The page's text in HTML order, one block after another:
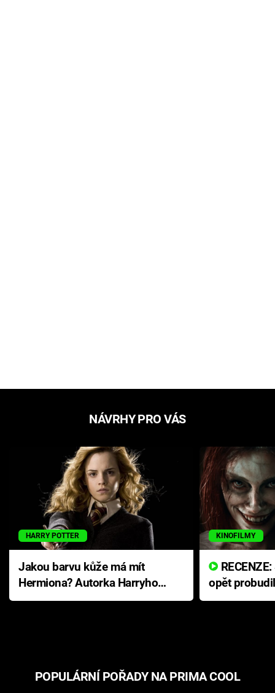
NÁVRHY PRO VÁS
HARRY POTTER
Jakou barvu kůže má mít
Hermiona? Autorka Harryho
Pottera přišla s ráznou
KINOFILMY
opět
přichází s
POPULÁRNÍ POŘADY NA PRIMA COOL